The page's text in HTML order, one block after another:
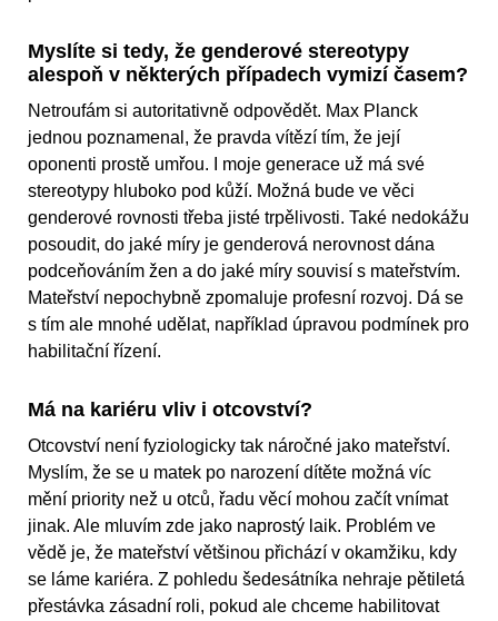
Myslíte si tedy, že genderové stereotypy
alespoň v některých případech vymizí časem?
Netroufám si autoritativně odpovědět. Max Planck
jednou poznamenal, že pravda vítězí tím, že její
oponenti prostě umřou. I moje generace už má své
stereotypy hluboko pod kůží. Možná bude ve věci
genderové rovnosti třeba jisté trpělivosti. Také nedokážu
posoudit, do jaké míry je genderová nerovnost dána
podceňováním žen a do jaké míry souvisí s mateřstvím.
Mateřství nepochybně zpomaluje profesní rozvoj. Dá se
s tím ale mnohé udělat, například úpravou podmínek pro
habilitační řízení.
Má na kariéru vliv i otcovství?
Otcovství není fyziologicky tak náročné jako mateřství.
Myslím, že se u matek po narození dítěte možná víc
mění priority než u otců, řadu věcí mohou začít vnímat
jinak. Ale mluvím zde jako naprostý laik. Problém ve
vědě je, že mateřství většinou přichází v okamžiku, kdy
se láme kariéra. Z pohledu šedesátníka nehraje pětiletá
přestávka zásadní roli, pokud ale chceme habilitovat